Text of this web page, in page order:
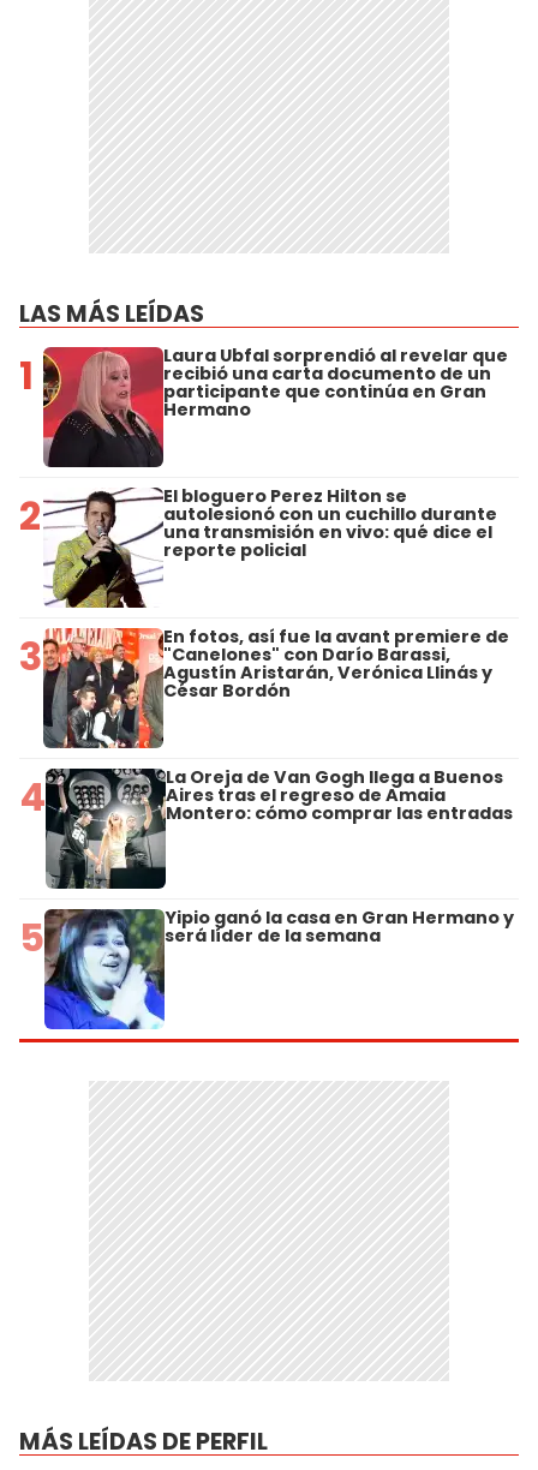
LAS MÁS LEÍDAS
1 Laura Ubfal sorprendió al revelar que
recibió una carta documento de un
participante que continúa en Gran
Hermano
2 El bloguero Perez Hilton se
autolesionó con un cuchillo durante
una transmisión en vivo: qué dice el
reporte policial
3 En fotos, así fue la avant premiere de
"Canelones" con Darío Barassi,
Agustín Aristarán, Verónica Llinás y
César Bordón
4 La Oreja de Van Gogh llega a Buenos
Aires tras el regreso de Amaia
Montero: cómo comprar las entradas
5 Yipio ganó la casa en Gran Hermano y
será líder de la semana
MÁS LEÍDAS DE PERFIL